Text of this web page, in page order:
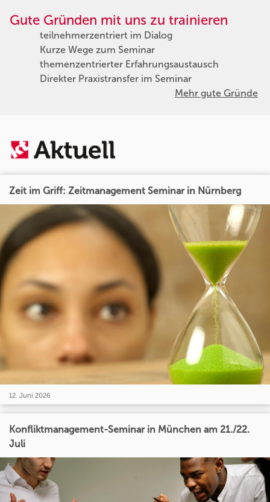
Gute Gründen mit uns zu trainieren
teilnehmerzentriert im Dialog
Kurze Wege zum Seminar
themenzentrierter Erfahrungsaustausch
Direkter Praxistransfer im Seminar
Mehr gute Gründe
Zeit im Griff: Zeitmanagement Seminar in Nürnberg
12. Juni 2026
Konfliktmanagement-Seminar in München am 21./22.
Juli